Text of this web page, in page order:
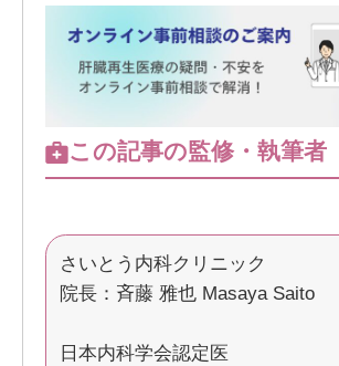
この記事の監修・執筆者
さいとう内科クリニック
院長：斉藤 雅也 Masaya Saito
日本内科学会認定医